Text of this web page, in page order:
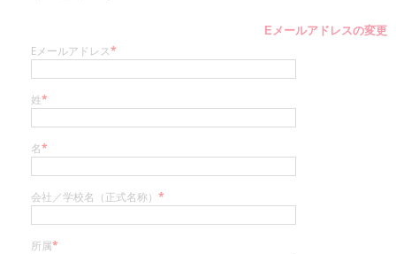
Eメールアドレスの変更
Eメールアドレス*
姓*
名*
会社／学校名（正式名称） *
所属*